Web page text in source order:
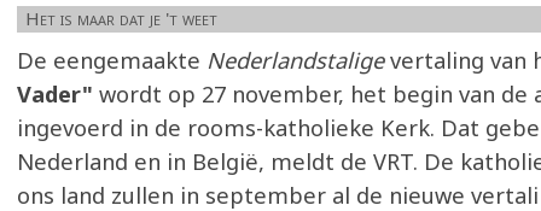
Het is maar dat je 't weet
De eengemaakte Nederlandstaligevertaling van
Vader" wordt op 27 november, het begin van de
ingevoerd in de rooms-katholieke Kerk. Dat
Nederland en in België, meldt de VRT. De
ons land zullen in september al de nieuwe